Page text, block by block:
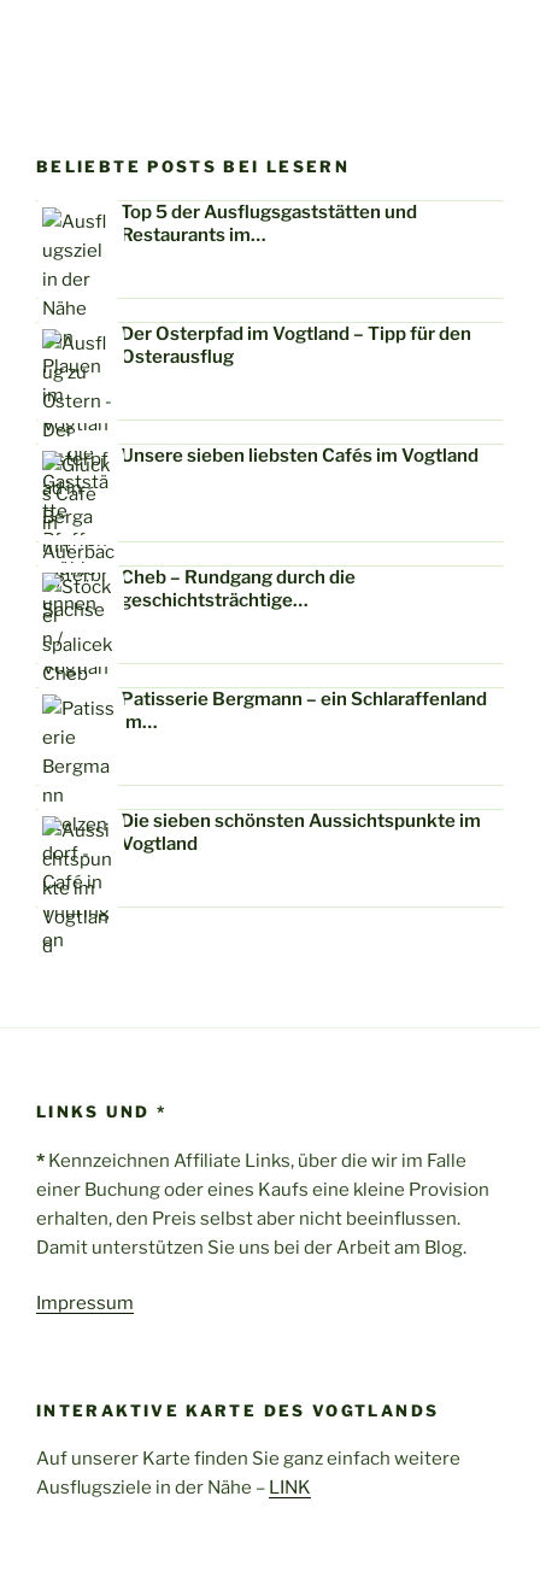
BELIEBTE POSTS BEI LESERN
Top 5 der Ausflugsgaststätten und
Restaurants im…
Der Osterpfad im Vogtland – Tipp für den
Osterausflug
Unsere sieben liebsten Cafés im Vogtland
Cheb – Rundgang durch die
geschichtsträchtige…
Patisserie Bergmann – ein Schlaraffenland
im…
Die sieben schönsten Aussichtspunkte im
Vogtland
LINKS UND *
* Kennzeichnen Affiliate Links, über die wir im Falle
einer Buchung oder eines Kaufs eine kleine Provision
erhalten, den Preis selbst aber nicht beeinflussen.
Damit unterstützen Sie uns bei der Arbeit am Blog.
Impressum
INTERAKTIVE KARTE DES VOGTLANDS
Auf unserer Karte finden Sie ganz einfach weitere
Ausflugsziele in der Nähe – LINK